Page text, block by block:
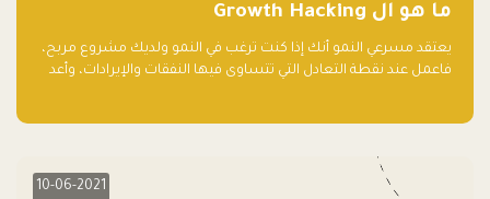
ما هو ال Growth Hacking
يعتقد مسرعي النمو أنك إذا كنت ترغب في النمو ولديك مشروع مربح،
فاعمل عند نقطة التعادل التي تتساوى فيها النفقات والإيرادات، وأعد
10-06-2021